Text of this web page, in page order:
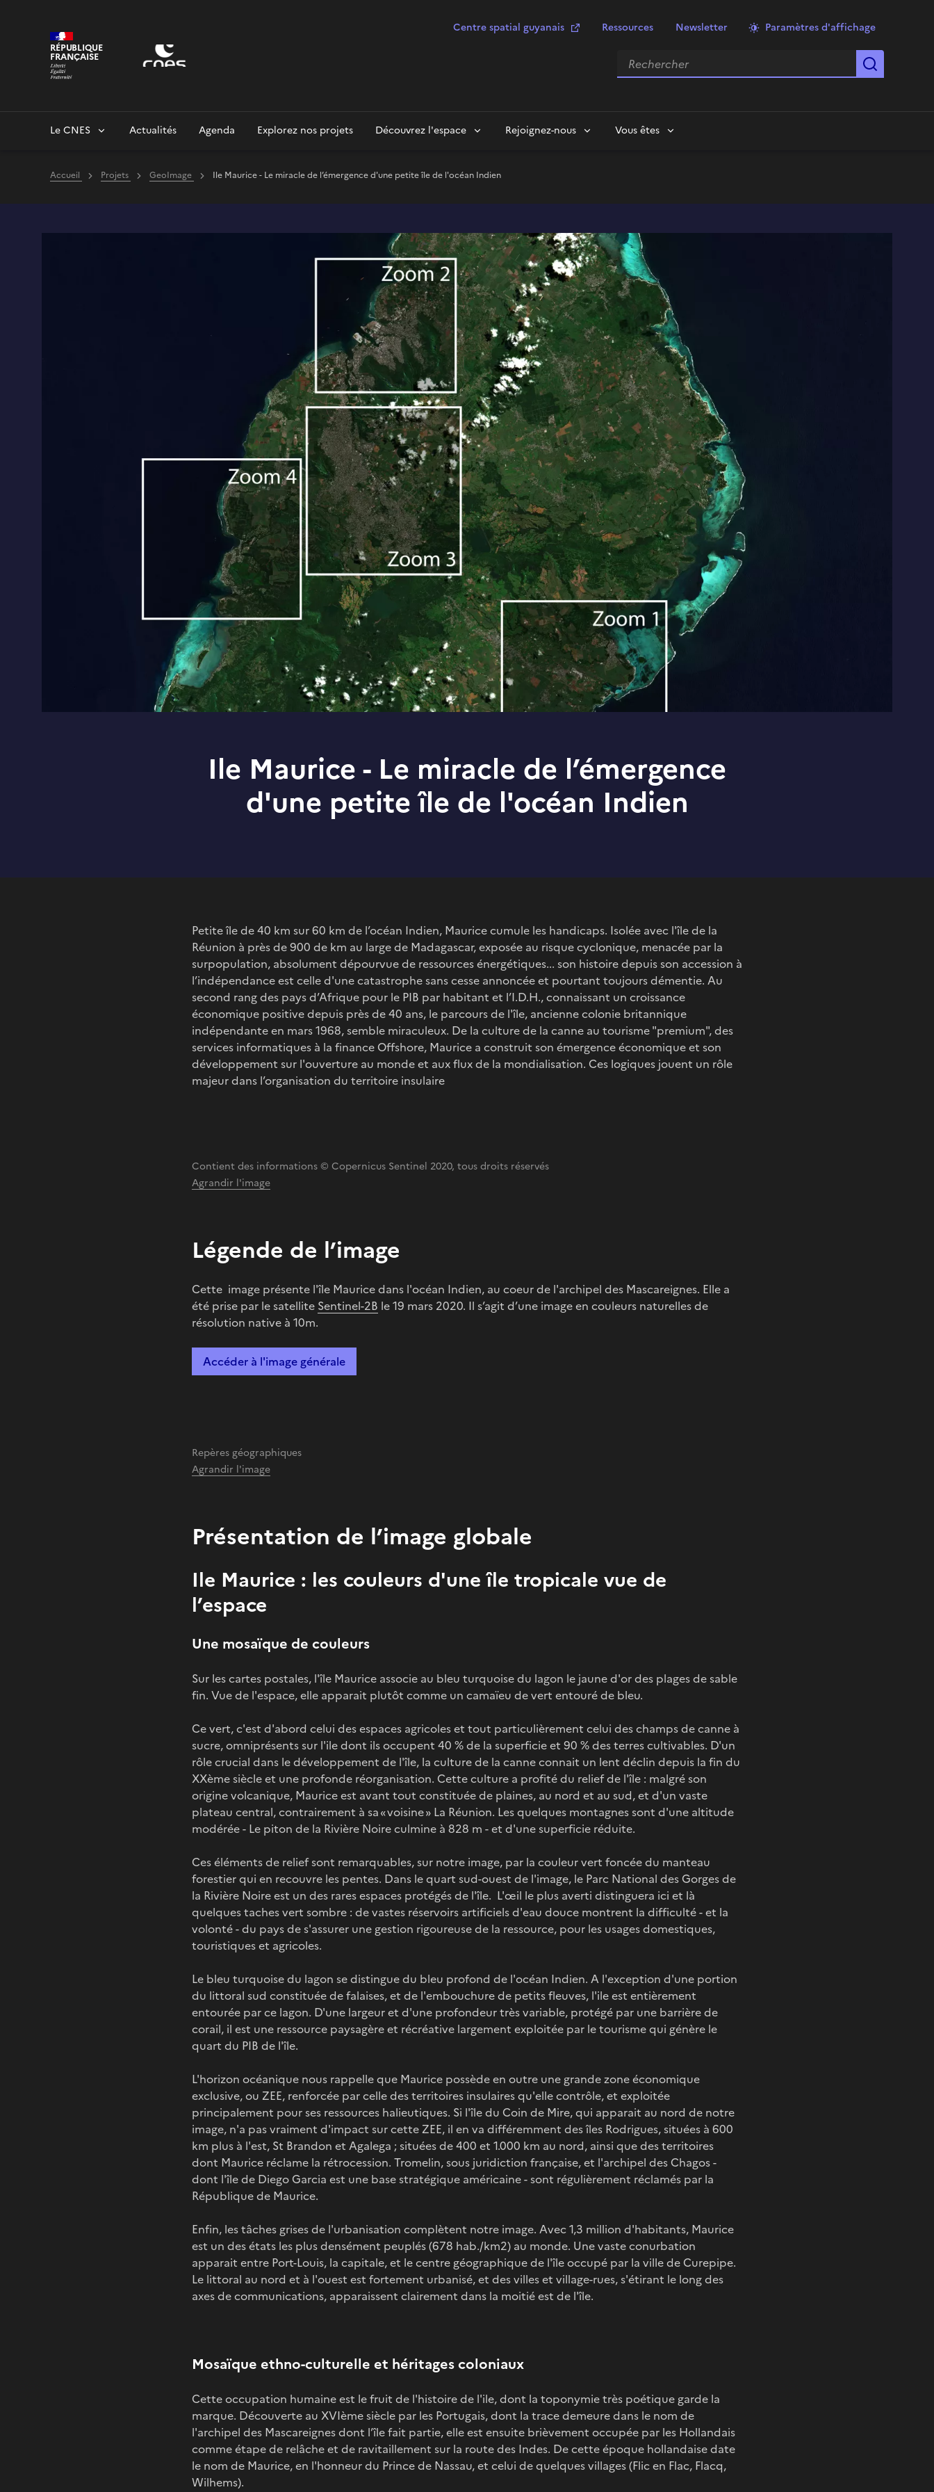
RÉPUBLIQUE
FRANÇAISE
Centre spatial guyanais Ressources Newsletter Paramètres d'affichage
Rechercher
Le CNES Actualités Agenda Explorez nos projets Découvrez l'espace Rejoignez-nous Vous êtes
Accueil Projets GeoImage Ile Maurice - Le miracle de l’émergence d'une petite île de l'océan Indien
Ile Maurice - Le miracle de l’émergence
d'une petite île de l'océan Indien
Petite île de 40 km sur 60 km de l’océan Indien, Maurice cumule les handicaps. Isolée avec l'île de la
Réunion à près de 900 de km au large de Madagascar, exposée au risque cyclonique, menacée par la
surpopulation, absolument dépourvue de ressources énergétiques... son histoire depuis son accession à
l’indépendance est celle d'une catastrophe sans cesse annoncée et pourtant toujours démentie. Au
second rang des pays d’Afrique pour le PIB par habitant et l’I.D.H., connaissant un croissance
économique positive depuis près de 40 ans, le parcours de l'île, ancienne colonie britannique
indépendante en mars 1968, semble miraculeux. De la culture de la canne au tourisme "premium", des
services informatiques à la finance Offshore, Maurice a construit son émergence économique et son
développement sur l'ouverture au monde et aux flux de la mondialisation. Ces logiques jouent un rôle
majeur dans l’organisation du territoire insulaire
Contient des informations © Copernicus Sentinel 2020, tous droits réservés
Agrandir l'image
Légende de l’image
Cette image présente l'île Maurice dans l'océan Indien, au coeur de l'archipel des Mascareignes. Elle a
été prise par le satellite Sentinel-2B le 19 mars 2020. Il s’agit d’une image en couleurs naturelles de
résolution native à 10m.
Accéder à l'image générale
Repères géographiques
Agrandir l'image
Présentation de l’image globale
Ile Maurice : les couleurs d'une île tropicale vue de
l’espace
Une mosaïque de couleurs
Sur les cartes postales, l'île Maurice associe au bleu turquoise du lagon le jaune d'or des plages de sable
fin. Vue de l'espace, elle apparait plutôt comme un camaïeu de vert entouré de bleu.
Ce vert, c'est d'abord celui des espaces agricoles et tout particulièrement celui des champs de canne à
sucre, omniprésents sur l'ile dont ils occupent 40 % de la superficie et 90 % des terres cultivables. D'un
rôle crucial dans le développement de l'île, la culture de la canne connait un lent déclin depuis la fin du
XXème siècle et une profonde réorganisation. Cette culture a profité du relief de l'île : malgré son
origine volcanique, Maurice est avant tout constituée de plaines, au nord et au sud, et d'un vaste
plateau central, contrairement à sa « voisine » La Réunion. Les quelques montagnes sont d'une altitude
modérée - Le piton de la Rivière Noire culmine à 828 m - et d'une superficie réduite.
Ces éléments de relief sont remarquables, sur notre image, par la couleur vert foncée du manteau
forestier qui en recouvre les pentes. Dans le quart sud-ouest de l'image, le Parc National des Gorges de
la Rivière Noire est un des rares espaces protégés de l'île. L'œil le plus averti distinguera ici et là
quelques taches vert sombre : de vastes réservoirs artificiels d'eau douce montrent la difficulté - et la
volonté - du pays de s'assurer une gestion rigoureuse de la ressource, pour les usages domestiques,
touristiques et agricoles.
Le bleu turquoise du lagon se distingue du bleu profond de l'océan Indien. A l'exception d'une portion
du littoral sud constituée de falaises, et de l'embouchure de petits fleuves, l'ile est entièrement
entourée par ce lagon. D'une largeur et d'une profondeur très variable, protégé par une barrière de
corail, il est une ressource paysagère et récréative largement exploitée par le tourisme qui génère le
quart du PIB de l'île.
L'horizon océanique nous rappelle que Maurice possède en outre une grande zone économique
exclusive, ou ZEE, renforcée par celle des territoires insulaires qu'elle contrôle, et exploitée
principalement pour ses ressources halieutiques. Si l'île du Coin de Mire, qui apparait au nord de notre
image, n'a pas vraiment d'impact sur cette ZEE, il en va différemment des îles Rodrigues, situées à 600
km plus à l'est, St Brandon et Agalega ; situées de 400 et 1.000 km au nord, ainsi que des territoires
dont Maurice réclame la rétrocession. Tromelin, sous juridiction française, et l'archipel des Chagos -
dont l'île de Diego Garcia est une base stratégique américaine - sont régulièrement réclamés par la
République de Maurice.
Enfin, les tâches grises de l'urbanisation complètent notre image. Avec 1,3 million d'habitants, Maurice
est un des états les plus densément peuplés (678 hab./km2) au monde. Une vaste conurbation
apparait entre Port-Louis, la capitale, et le centre géographique de l'île occupé par la ville de Curepipe.
Le littoral au nord et à l'ouest est fortement urbanisé, et des villes et village-rues, s'étirant le long des
axes de communications, apparaissent clairement dans la moitié est de l'île.
Mosaïque ethno-culturelle et héritages coloniaux
Cette occupation humaine est le fruit de l'histoire de l'ile, dont la toponymie très poétique garde la
marque. Découverte au XVIème siècle par les Portugais, dont la trace demeure dans le nom de
l'archipel des Mascareignes dont l’île fait partie, elle est ensuite brièvement occupée par les Hollandais
comme étape de relâche et de ravitaillement sur la route des Indes. De cette époque hollandaise date
le nom de Maurice, en l'honneur du Prince de Nassau, et celui de quelques villages (Flic en Flac, Flacq,
Wilhems).